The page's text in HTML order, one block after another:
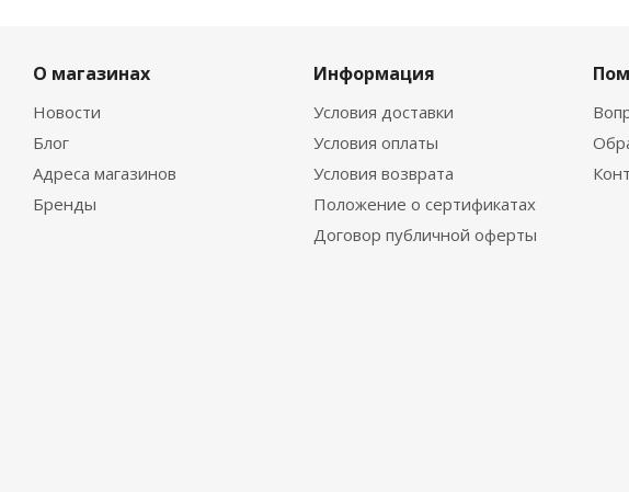
О магазинах
Новости
Блог
Адреса магазинов
Бренды
Информация
Условия доставки
Условия оплаты
Условия возврата
Положение о сертификатах
Договор публичной оферты